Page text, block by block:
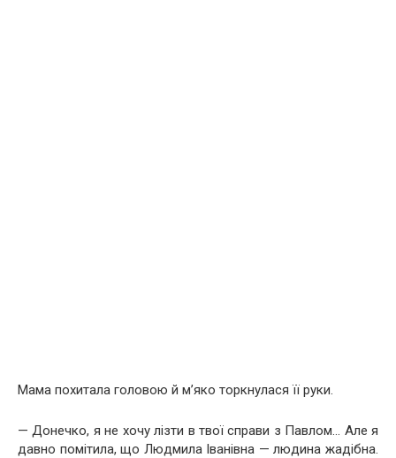
Мама похитала головою й м’яко торкнулася її руки.
— Донечко, я не хочу лізти в твої справи з Павлом… Але я
давно помітила, що Людмила Іванівна — людина жадібна.